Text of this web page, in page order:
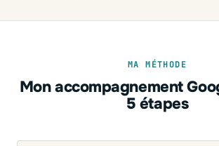
MA MÉTHODE
Mon accompagnement
5 étapes